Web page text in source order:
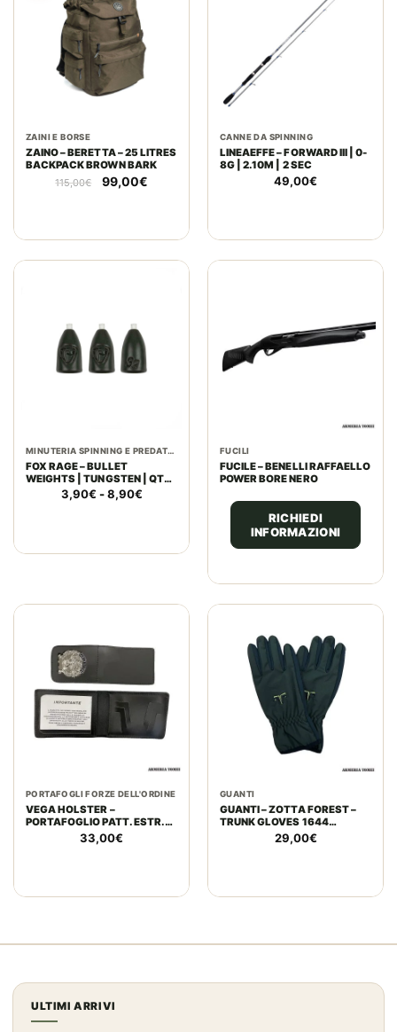
ZAINI E BORSE
ZAINO – BERETTA – 25 LITRES
BACKPACK BROWN BARK
115,00€
Il
prezzo
99,00€Il
99,00€.
CANNE DA SPINNING
LINEAEFFE – FORWARD III | 0-
8G | 2.10M | 2 SEC
49,00€
MINUTERIA SPINNING E PREDATORI
FOX RAGE – BULLET
WEIGHTS | TUNGSTEN | QTY
3,90€ - 8,90€Fascia
FUCILI
FUCILE – BENELLI RAFFAELLO
POWER BORE NERO
RICHIEDI
INFORMAZIONI
PORTAFOGLI FORZE DELL'ORDINE
VEGA HOLSTER –
PORTAFOGLIO PATT. ESTR.
CARABINIERI OPER. PLACCA
ARGENTATA
33,00€
GUANTI
GUANTI – ZOTTA FOREST –
TRUNK GLOVES 1644
FOREST NIGHT
29,00€
ULTIMI ARRIVI